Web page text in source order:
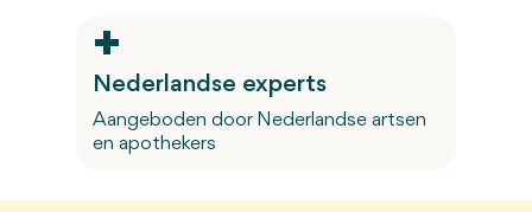
Aangeboden door Nederlandse artsen
en apothekers
Nederlandse experts